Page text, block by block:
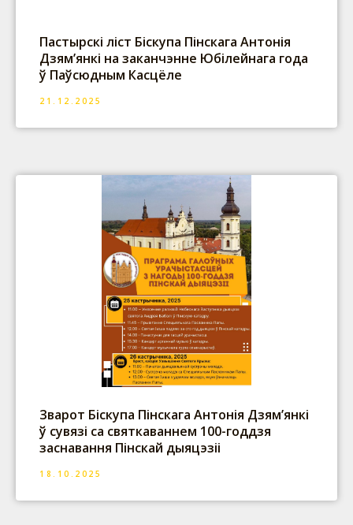
Пастырскі ліст Біскупа Пінскага Антонія
Дзям’янкі на заканчэнне Юбілейнага года
ў Паўсюдным Касцёле
21.12.2025
Зварот Біскупа Пінскага Антонія Дзям’янкі
ў сувязі са святкаваннем 100-годдзя
заснавання Пінскай дыяцэзіі
18.10.2025